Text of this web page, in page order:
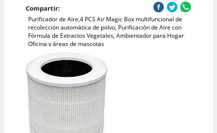
Compartir:
Purificador de Aire,4 PCS Air Magic Box multifuncional de
recolección automática de polvo, Purificación de Aire con
Fórmula de Extractos Vegetales, Ambientador para Hogar
Oficina y áreas de mascotas